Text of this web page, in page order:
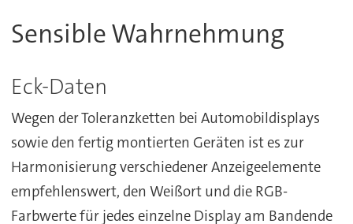
Sensible Wahrnehmung
Eck-Daten
Wegen der Toleranzketten bei Automobildisplays
sowie den fertig montierten Geräten ist es zur
Harmonisierung verschiedener Anzeigeelemente
empfehlenswert, den Weißort und die RGB-
Farbwerte für jedes einzelne Display am Bandende